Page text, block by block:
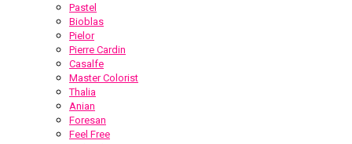
Pastel
Bioblas
Pielor
Pierre Cardin
Casalfe
Master Colorist
Thalia
Anian
Foresan
Feel Free